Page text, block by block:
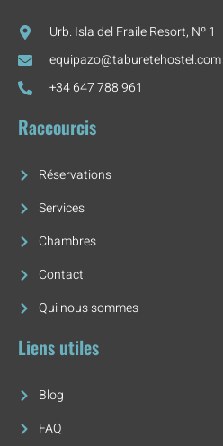
Urb. Isla del Fraile Resort, Nº 1
equipazo@taburetehostel.com
+34 647 788 961
Raccourcis
Réservations
Services
Chambres
Contact
Qui nous sommes
Liens utiles
Blog
FAQ